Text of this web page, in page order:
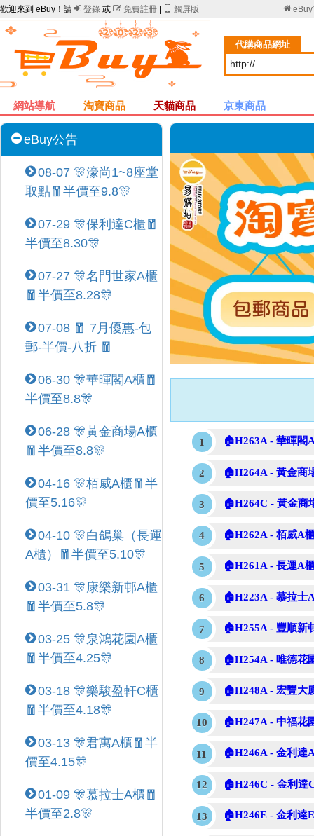
歡迎來到 eBuy！請  登錄 或  免費註冊 觸屏版 eBuy
代購商品網址
網站導航 淘寶商品 天貓商品 京東商品
eBuy公告
08-07 🎊濠尚1~8座堂
取點🧧半價至9.8🎊
07-29 🎊保利達C櫃🧧
半價至8.30🎊
07-27 🎊名門世家A櫃
🧧半價至8.28🎊
07-08 🧧 7月優惠-包
郵-半價-八折 🧧
06-30 🎊華暉閣A櫃🧧
半價至8.8🎊
06-28 🎊黃金商場A櫃
🧧半價至8.8🎊
04-16 🎊栢威A櫃🧧半
價至5.16🎊
04-10 🎊白鴿巢（長運
A櫃）🧧半價至5.10🎊
03-31 🎊康樂新邨A櫃
🧧半價至5.8🎊
03-25 🎊泉鴻花園A櫃
🧧半價至4.25🎊
03-18 🎊樂駿盈軒C櫃
🧧半價至4.18🎊
03-13 🎊君寓A櫃🧧半
價至4.15🎊
01-09 🎊慕拉士A櫃🧧
半價至2.8🎊
🏠H263A - 華暉閣
🏠H264A - 黃金商
🏠H264C - 黃金商
🏠H262A - 栢威A
🏠H261A - 長運A
🏠H223A - 慕拉士
🏠H255A - 豐順新
🏠H254A - 唯德花
🏠H248A - 宏豐大
🏠H247A - 中福花
🏠H246A - 金利達
🏠H246C - 金利達
🏠H246E - 金利達